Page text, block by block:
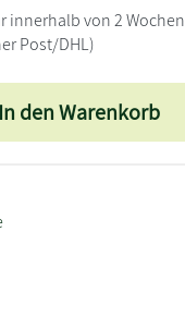
innerhalb von 2 Wochen
Post/DHL)
In den Warenkorb